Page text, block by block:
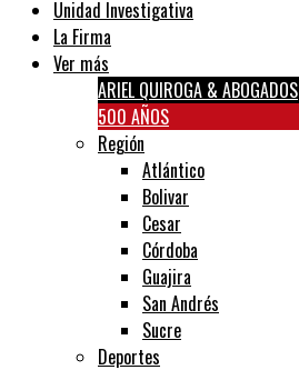
Unidad Investigativa
La Firma
Ver más
ARIEL QUIROGA & ABOGADOS
500 AÑOS
Región
Atlántico
Bolivar
Cesar
Córdoba
Guajira
San Andrés
Sucre
Deportes